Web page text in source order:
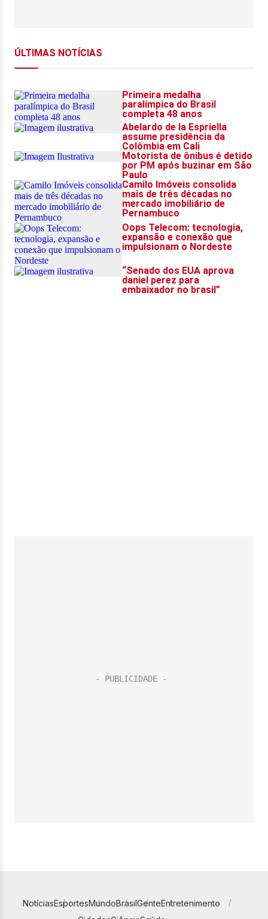
NotíciasEsportesMundoBrasilGenteEntretenimento